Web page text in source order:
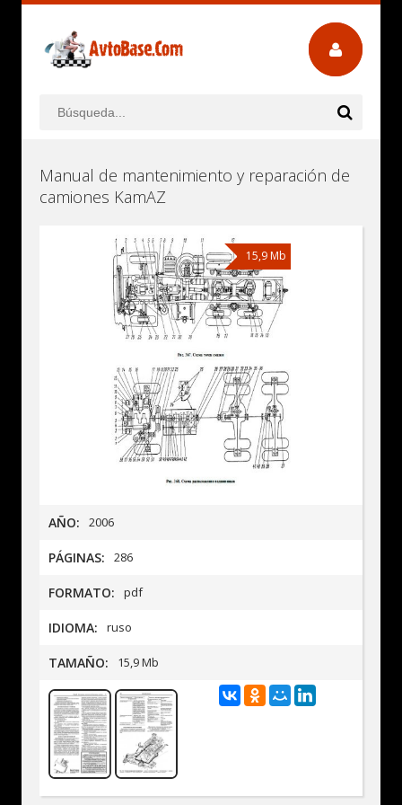
Manual de mantenimiento y reparación de
camiones KamAZ
15,9 Mb
AÑO: 2006
PÁGINAS: 286
FORMATO: pdf
IDIOMA: ruso
TAMAÑO: 15,9 Mb